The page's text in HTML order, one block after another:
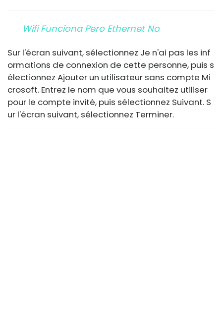
Wifi Funciona Pero Ethernet No
Sur l'écran suivant, sélectionnez Je n'ai pas les inf
ormations de connexion de cette personne, puis s
électionnez Ajouter un utilisateur sans compte Mi
crosoft. Entrez le nom que vous souhaitez utiliser
pour le compte invité, puis sélectionnez Suivant. S
ur l'écran suivant, sélectionnez Terminer.